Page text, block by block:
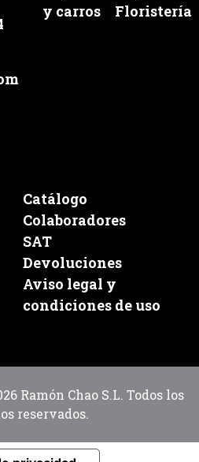
y carros
Floristería
Catálogo
Colaboradores
SAT
Devoluciones
Aviso legal y
condiciones de uso
Ramón Chao S.L. Todos los
reservados.